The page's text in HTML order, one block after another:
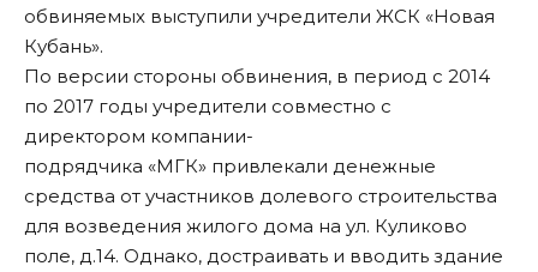
обвиняемых выступили учредители ЖСК «Новая
Кубань».
По версии стороны обвинения, в период с 2014
по 2017 годы учредители совместно с
директором компании-
подрядчика «МГК» привлекали денежные
средства от участников долевого строительства
для возведения жилого дома на ул. Куликово
поле, д.14. Однако, достраивать и вводить здание